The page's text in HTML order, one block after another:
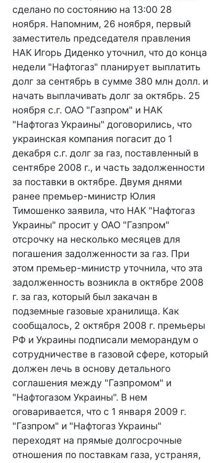
сделано по состоянию на 13:00 28
ноября. Напомним, 26 ноября, первый
заместитель председателя правления
НАК Игорь Диденко уточнил, что до конца
недели "Нафтогаз" планирует выплатить
долг за сентябрь в сумме 380 млн долл. и
начать выплачивать долг за октябрь. 25
ноября с.г. ОАО "Газпром" и НАК
"Нафтогаз Украины" договорились, что
украинская компания погасит до 1
декабря с.г. долг за газ, поставленный в
сентябре 2008 г., и часть задолженности
за поставки в октябре. Двумя днями
ранее премьер-министр Юлия
Тимошенко заявила, что НАК "Нафтогаз
Украины" просит у ОАО "Газпром"
отсрочку на несколько месяцев для
погашения задолженности за газ. При
этом премьер-министр уточнила, что эта
задолженность возникла в октябре 2008
г. за газ, который был закачан в
подземные газовые хранилища. Как
сообщалось, 2 октября 2008 г. премьеры
РФ и Украины подписали меморандум о
сотрудничестве в газовой сфере, который
должен лечь в основу детального
соглашения между "Газпромом" и
"Нафтогазом Украины". В нем
оговаривается, что с 1 января 2009 г.
"Газпром" и "Нафтогаз Украины"
переходят на прямые долгосрочные
отношения по поставкам газа, устраняя,